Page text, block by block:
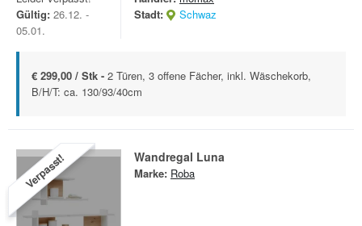
Gültig: 26.12. -
05.01.
Stadt:
Schwaz
€ 299,00 / Stk - 2 Türen, 3 offene Fächer, inkl. Wäschekorb,
B/H/T: ca. 130/93/40cm
Verpasst! Wandregal Luna
Marke: Roba